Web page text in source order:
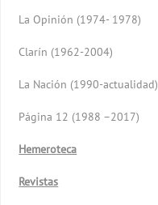
La Opinión (1974- 1978)
Clarín (1962-2004)
La Nación (1990-actualidad)
Página 12 (1988 –2017)
Hemeroteca
Revistas